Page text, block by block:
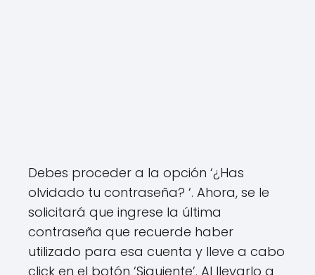
Debes proceder a la opción ‘¿Has
olvidado tu contraseña? ‘. Ahora, se le
solicitará que ingrese la última
contraseña que recuerde haber
utilizado para esa cuenta y lleve a cabo
click en el botón ‘Siguiente’. Al llevarlo a